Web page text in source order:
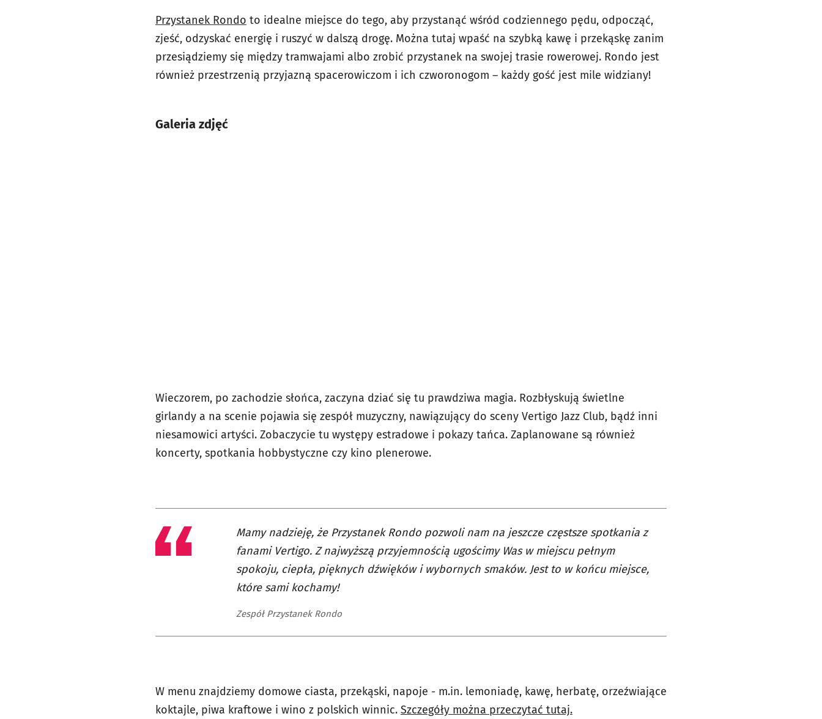
Przystanek Rondo to idealne miejsce do tego, aby przystanąć wśród codziennego pędu, odpocząć,
zjeść, odzyskać energię i ruszyć w dalszą drogę. Można tutaj wpaść na szybką kawę i przekąskę zanim
przesiądziemy się między tramwajami albo zrobić przystanek na swojej trasie rowerowej. Rondo jest
również przestrzenią przyjazną spacerowiczom i ich czworonogom – każdy gość jest mile widziany!
Galeria zdjęć
Wieczorem, po zachodzie słońca, zaczyna dziać się tu prawdziwa magia. Rozbłyskują świetlne
girlandy a na scenie pojawia się zespół muzyczny, nawiązujący do sceny Vertigo Jazz Club, bądź inni
niesamowici artyści. Zobaczycie tu występy estradowe i pokazy tańca. Zaplanowane są również
koncerty, spotkania hobbystyczne czy kino plenerowe.
Mamy nadzieję, że Przystanek Rondo pozwoli nam na jeszcze częstsze spotkania z
fanami Vertigo. Z najwyższą przyjemnością ugościmy Was w miejscu pełnym
spokoju, ciepła, pięknych dźwięków i wybornych smaków. Jest to w końcu miejsce,
które sami kochamy!
Zespół Przystanek Rondo
W menu znajdziemy domowe ciasta, przekąski, napoje - m.in. lemoniadę, kawę, herbatę, orzeźwiające
koktajle, piwa kraftowe i wino z polskich winnic. Szczegóły można przeczytać tutaj.